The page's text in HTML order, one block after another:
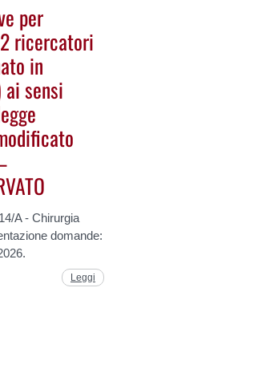
per
ricercatori
in
sensi
A - Chirurgia
domande:
Leggi